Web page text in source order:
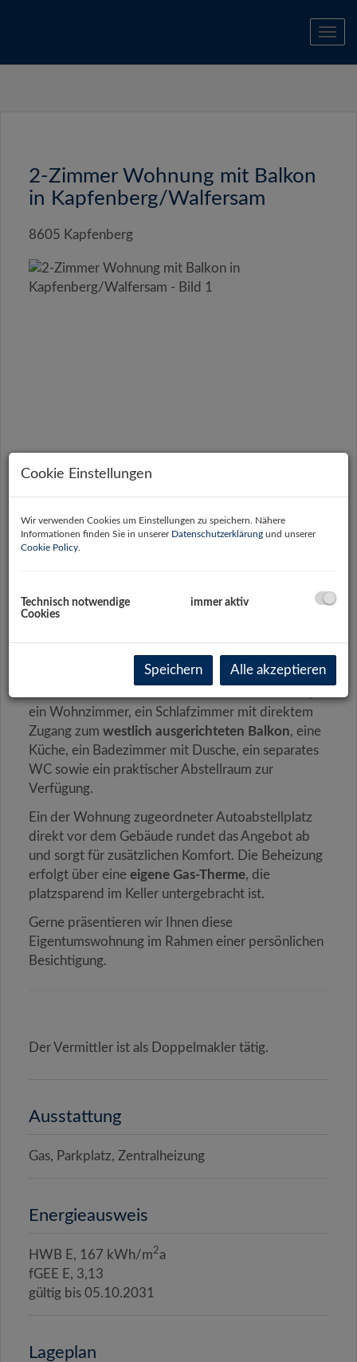
2-Zimmer Wohnung mit Balkon
in Kapfenberg/Walfersam
8605 Kapfenberg
ein Wohnzimmer, ein Schlafzimmer mit direktem
Zugang zum westlich ausgerichteten Balkon, eine
Küche, ein Badezimmer mit Dusche, ein separates
WC sowie ein praktischer Abstellraum zur
Verfügung.
Ein der Wohnung zugeordneter Autoabstellplatz
direkt vor dem Gebäude rundet das Angebot ab
und sorgt für zusätzlichen Komfort. Die Beheizung
erfolgt über eine eigene Gas-Therme, die
platzsparend im Keller untergebracht ist.
Gerne präsentieren wir Ihnen diese
Eigentumswohnung im Rahmen einer persönlichen
Besichtigung.
Der Vermittler ist als Doppelmakler tätig.
Ausstattung
Gas Parkplatz Zentralheizung
Energieausweis
HWB E, 167 kWh/m2a
fGEE E, 3,13
gültig bis 05.10.2031
Lageplan
Cookie Einstellungen
Wir verwenden Cookies um Einstellungen zu speichern. Nähere
Informationen finden Sie in unserer Datenschutzerklärung und unserer
Cookie Policy
Technisch notwendige
Cookies
immer aktiv
Speichern Alle akzeptieren